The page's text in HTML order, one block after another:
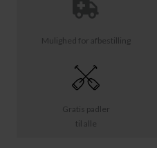
Gratis padler
til alle
Mulighed for afbestilling